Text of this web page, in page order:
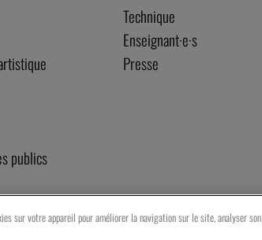
publics
Technique
Enseignant·e·s
Presse
sur votre appareil pour améliorer la navigation sur le site, analyser son